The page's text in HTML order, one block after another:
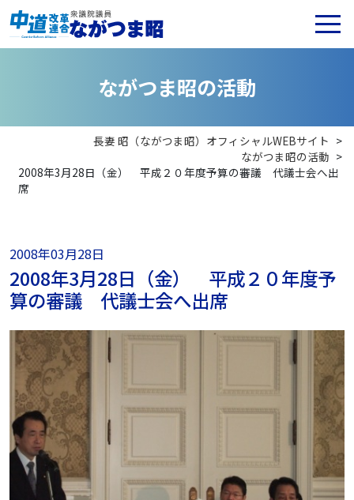
ながつま昭の活動
長妻 昭（ながつま昭）オフィシャルWEBサイト >
ながつま昭の活動 >
2008年3月28日（金） 平成２０年度予算の審議 代議士会へ出
席
2008年03月28日
2008年3月28日（金） 平成２０年度予
算の審議 代議士会へ出席